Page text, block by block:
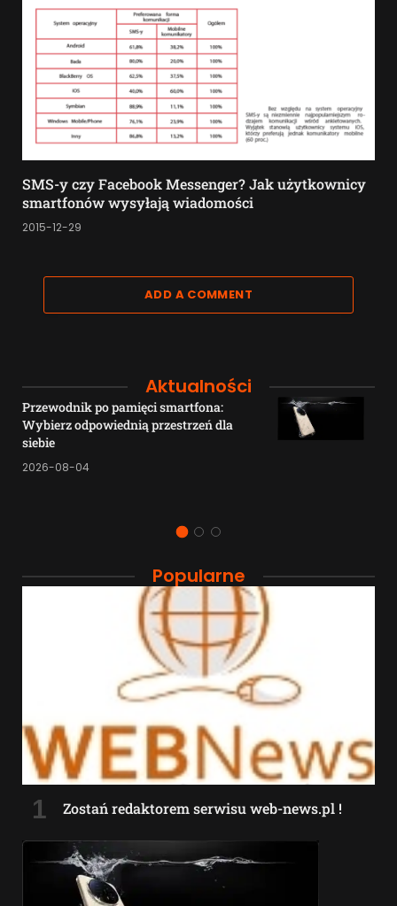
SMS-y czy Facebook Messenger? Jak użytkownicy
smartfonów wysyłają wiadomości
2015-12-29
ADD A COMMENT
Aktualności
Przewodnik po pamięci smartfona:
Wybierz odpowiednią przestrzeń dla
siebie
2026-08-04
Popularne
Zostań redaktorem serwisu web-news.pl !